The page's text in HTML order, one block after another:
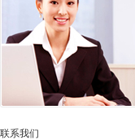
联系我们